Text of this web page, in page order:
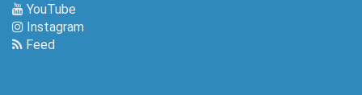
YouTube
Instagram
Feed